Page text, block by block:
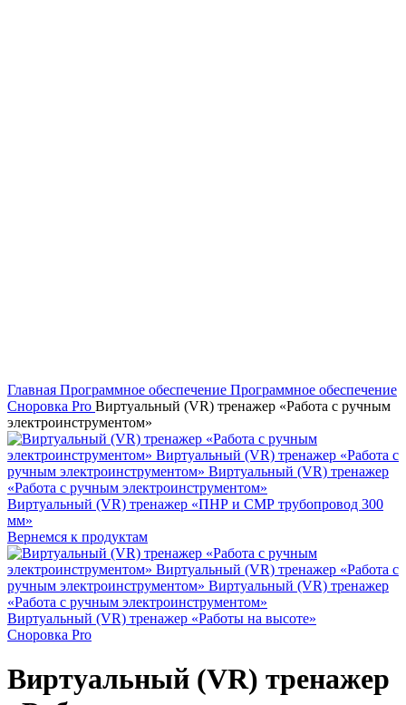
Главная Программное обеспечение Программное обеспечение
Сноровка Pro Виртуальный (VR) тренажер «Работа с ручным
электроинструментом»
Виртуальный (VR) тренажер «ПНР и СМР трубопровод 300
мм»
Вернемся к продуктам
Виртуальный (VR) тренажер «Работы на высоте»
Сноровка Pro
Виртуальный (VR) тренажер